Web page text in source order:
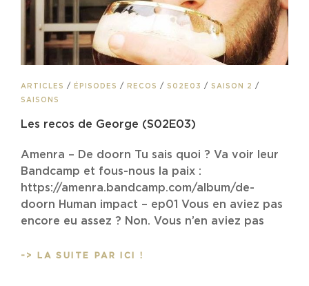
CAT
LINKS
ARTICLES / ÉPISODES / RECOS / S02E03 / SAISON 2 /
SAISONS
Les recos de George (S02E03)
Amenra – De doorn Tu sais quoi ? Va voir leur
Bandcamp et fous-nous la paix :
https://amenra.bandcamp.com/album/de-
doorn Human impact – ep01 Vous en aviez pas
encore eu assez ? Non. Vous n’en aviez pas
-> LA SUITE PAR ICI !